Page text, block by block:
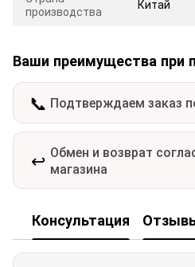
производства
Китай
Ваши преимущества при
📞 Подтверждаем заказ
↩️ Обмен и возврат
магазина
Консультация